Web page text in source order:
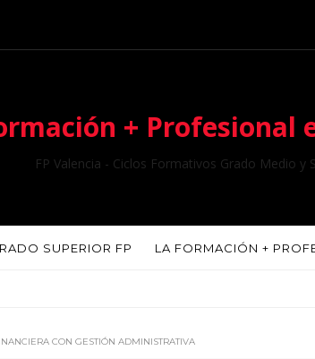
+ Profesional
FP Valencia - Ciclos Formativos Grado Medio y
SUPERIOR FP LA FORMACIÓN +
CON GESTIÓN ADMINISTRATIVA